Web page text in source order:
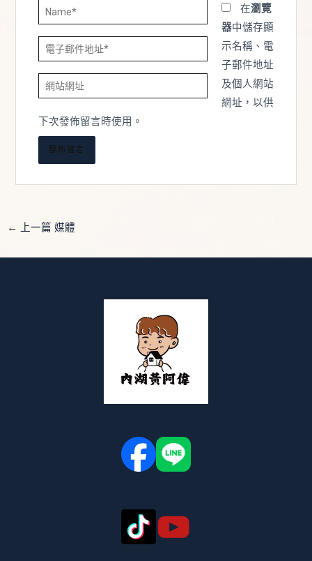
Name*
電
子
郵
件
地
址
網
站
網
址
在瀏覽
器中儲存顯
示名稱、電
子郵件地址
及個人網站
網址，以供
下次發佈留言時使用。
← 上一篇 媒體